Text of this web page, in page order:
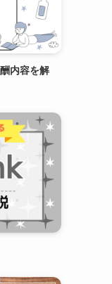
内容を解